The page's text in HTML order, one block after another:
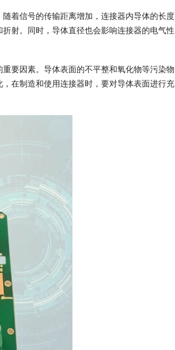
着信号的传输距离增加，连接器内导体的长度
射。同时，导体直径也会影响连接器的电气性
要因素。导体表面的不平整和氧化物等污染物
在制造和使用连接器时，要对导体表面进行充